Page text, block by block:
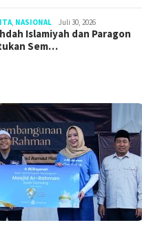
NASIONAL Juli 30, 2026
Islamiyah dan Paragon
Sem…